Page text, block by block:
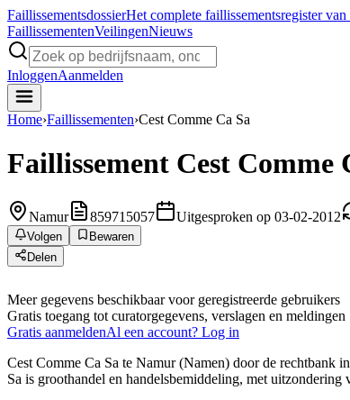
FaillissementsdossierHet complete faillissementsregister
FaillissementenVeilingenNieuws
InloggenAanmelden
Home›Faillissementen›Cest Comme Ca Sa
Faillissement Cest Comme
Namur 859715057 Uitgesproken op 03-02-2012
Volgen
Bewaren
Delen
Meer gegevens beschikbaar voor geregistreerde gebruikers
Gratis toegang tot curatorgegevens, verslagen en meldingen
Gratis aanmeldenAl een account? Log in
Cest Comme Ca Sa te Namur (Namen) door de rechtbank
Sa is groothandel en handelsbemiddeling, met